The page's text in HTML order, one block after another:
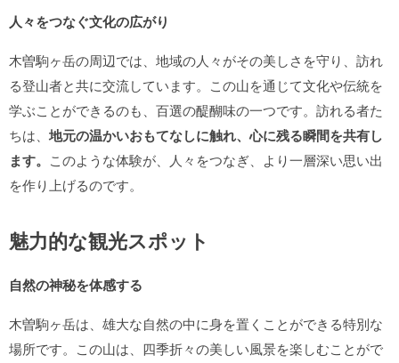
人々をつなぐ文化の広がり
木曽駒ヶ岳の周辺では、地域の人々がその美しさを守り、訪れ
る登山者と共に交流しています。この山を通じて文化や伝統を
学ぶことができるのも、百選の醍醐味の一つです。訪れる者た
ちは、 地元の温かいおもてなしに触れ、心に残る瞬間を共有し
ます。 このような体験が、人々をつなぎ、より一層深い思い出
を作り上げるのです。
魅力的な観光スポット
自然の神秘を体感する
木曽駒ヶ岳は、雄大な自然の中に身を置くことができる特別な
場所です。この山は、四季折々の美しい風景を楽しむことがで